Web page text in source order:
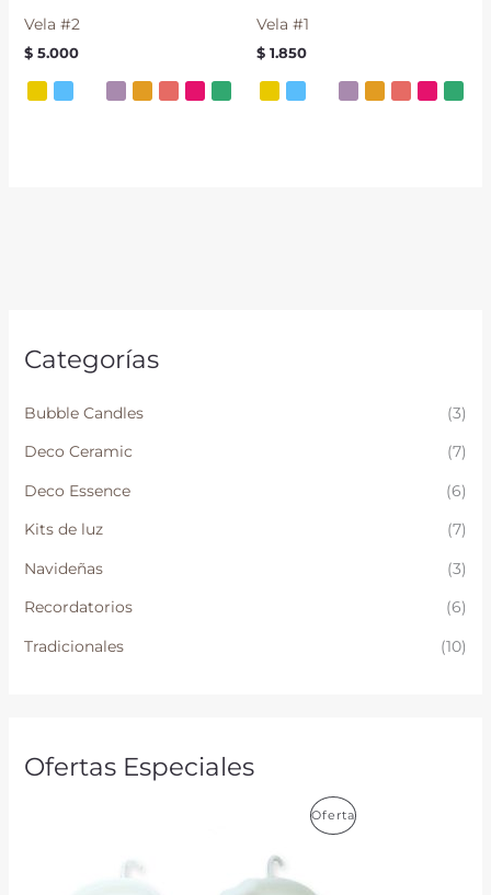
Categorías
Bubble Candles
(3)
Deco Ceramic
(7)
Deco Essence
(6)
Kits de luz
(7)
Navideñas
(3)
Recordatorios
(6)
Tradicionales
(10)
Ofertas Especiales
OfertaP
Vela #2
$5.000
Vela #1
$ 1.850